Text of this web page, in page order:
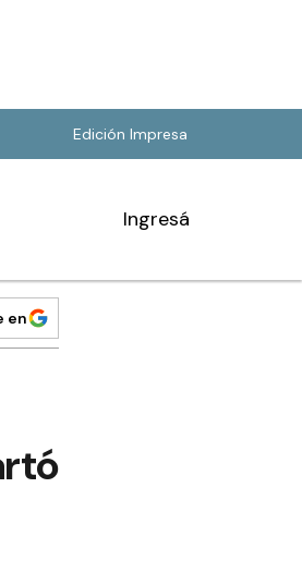
Edición Impresa
Ingresá
en